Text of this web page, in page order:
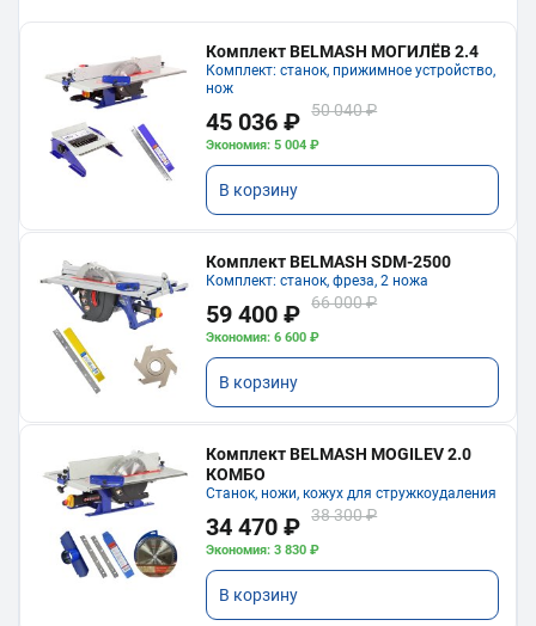
Комплект BELMASH МОГИЛЁВ 2.4
Комплект: станок, прижимное устройство,
нож
45 036 ₽ 50 040 ₽
Экономия: 5 004 ₽
В корзину
Комплект BELMASH SDM-2500
Комплект: станок, фреза, 2 ножа
59 400 ₽ 66 000 ₽
Экономия: 6 600 ₽
В корзину
Комплект BELMASH MOGILEV 2.0
КОМБО
Станок, ножи, кожух для стружкоудаления
34 470 ₽ 38 300 ₽
Экономия: 3 830 ₽
В корзину